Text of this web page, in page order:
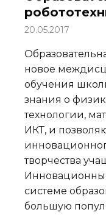
20.05.2017
новое
обучения
знания о
технологии,
ИКТ, и
творчества
системе
большую